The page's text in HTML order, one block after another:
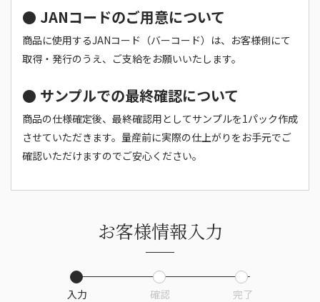
● JANコードのご用意について
商品に使用するJANコード（バーコード）は、お客様側にて
取得・発行のうえ、ご支給をお願いいたします。
● サンプルでの最終確認について
商品の仕様確定後、最終確認用としてサンプルを1パック作成
させていただきます。量産前に実際の仕上がりをお手元でご
確認いただけますのでご安心ください。
お客様情報入力
入力 確認 完了